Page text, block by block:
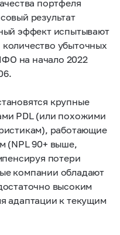
портфеля
результат
эффект испытывают
убыточных
на начало 2022
крупные
PDL (или похожими
работающие
(NPL 90+ выше,
потери
компании обладают
высоким
адаптации к текущим